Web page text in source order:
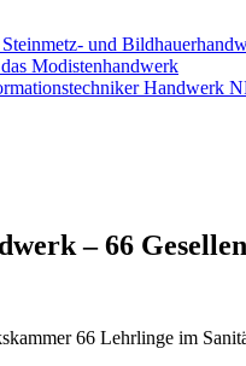
und
Modistenhandwerk
Handwerk
– 66
66 Lehrlinge im